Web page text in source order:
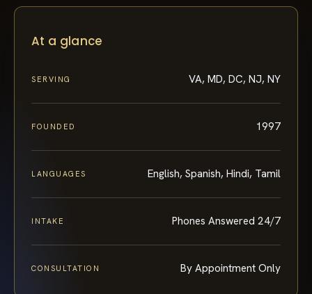
At a glance
SERVING VA, MD, DC, NJ, NY
FOUNDED 1997
LANGUAGES English, Spanish, Hindi, Tamil
INTAKE Phones Answered 24/7
CONSULTATION By Appointment Only